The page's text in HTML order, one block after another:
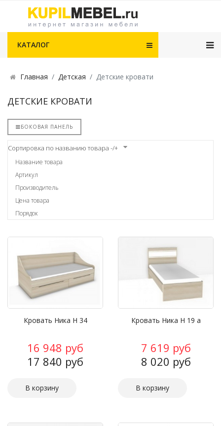
КАТАЛОГ
Главная Детская Детские кровати
ДЕТСКИЕ КРОВАТИ
БОКОВАЯ ПАНЕЛЬ
Сортировка по названию товара -/+
Название товара
Артикул
Производитель
Цена товара
Порядок
Кровать Ника Н 34
16 948 руб
17 840 руб
Кровать Ника Н 19 а
7 619 руб
8 020 руб